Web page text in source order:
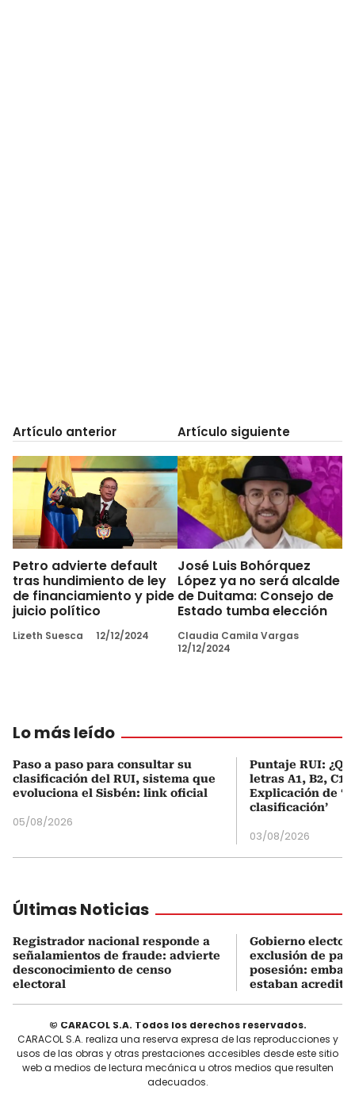
Artículo anterior
Petro advierte default
tras hundimiento de ley
de financiamiento y pide
juicio político
Lizeth Suesca 12/12/2024
Artículo siguiente
José Luis Bohórquez
López ya no será alcalde
de Duitama: Consejo de
Estado tumba elección
Claudia Camila Vargas
12/12/2024
Lo más leído
Paso a paso para consultar su
clasificación del RUI, sistema que
evoluciona el Sisbén: link oficial
05/08/2026
Puntaje RUI:
letras A1, B2, C1
Explicación de
clasificación’
03/08/2026
Últimas Noticias
Registrador nacional responde a
señalamientos de fraude: advierte
desconocimiento de censo
electoral
Gobierno electo
exclusión de
posesión:
estaban
© CARACOL S.A. Todos los derechos reservados.
CARACOL S.A. realiza una reserva expresa de las reproducciones y
usos de las obras y otras prestaciones accesibles desde este sitio
web a medios de lectura mecánica u otros medios que resulten
adecuados.